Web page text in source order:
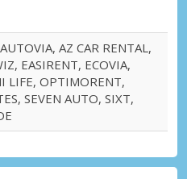
AZ CAR RENTAL,
EASIRENT, ECOVIA,
LIFE, OPTIMORENT,
SEVEN AUTO, SIXT,